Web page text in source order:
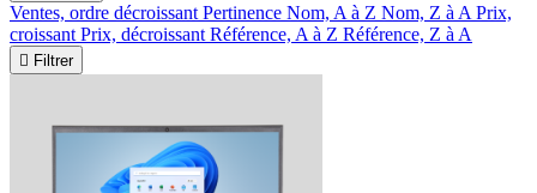
Ventes, ordre décroissant Pertinence Nom, A à Z Nom, Z à A Prix,
croissant Prix, décroissant Référence, A à Z Référence, Z à A
 Filtrer